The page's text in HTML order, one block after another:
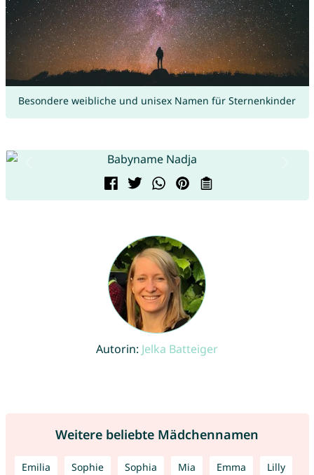
Besondere weibliche und unisex Namen für Sternenkinder
Autorin: Jelka Batteiger
Weitere beliebte Mädchennamen
Emilia Sophie Sophia Mia Emma Lilly